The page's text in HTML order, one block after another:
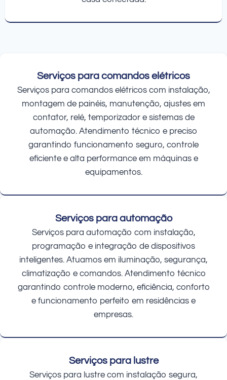
Serviços para comandos elétricos
Serviços para comandos elétricos com instalação,
montagem de painéis, manutenção, ajustes em
contator, relé, temporizador e sistemas de
automação. Atendimento técnico e preciso
garantindo funcionamento seguro, controle
eficiente e alta performance em máquinas e
equipamentos.
Serviços para automação
Serviços para automação com instalação,
programação e integração de dispositivos
inteligentes. Atuamos em iluminação, segurança,
climatização e comandos. Atendimento técnico
garantindo controle moderno, eficiência, conforto
e funcionamento perfeito em residências e
empresas.
Serviços para lustre
Serviços para lustre com instalação segura,